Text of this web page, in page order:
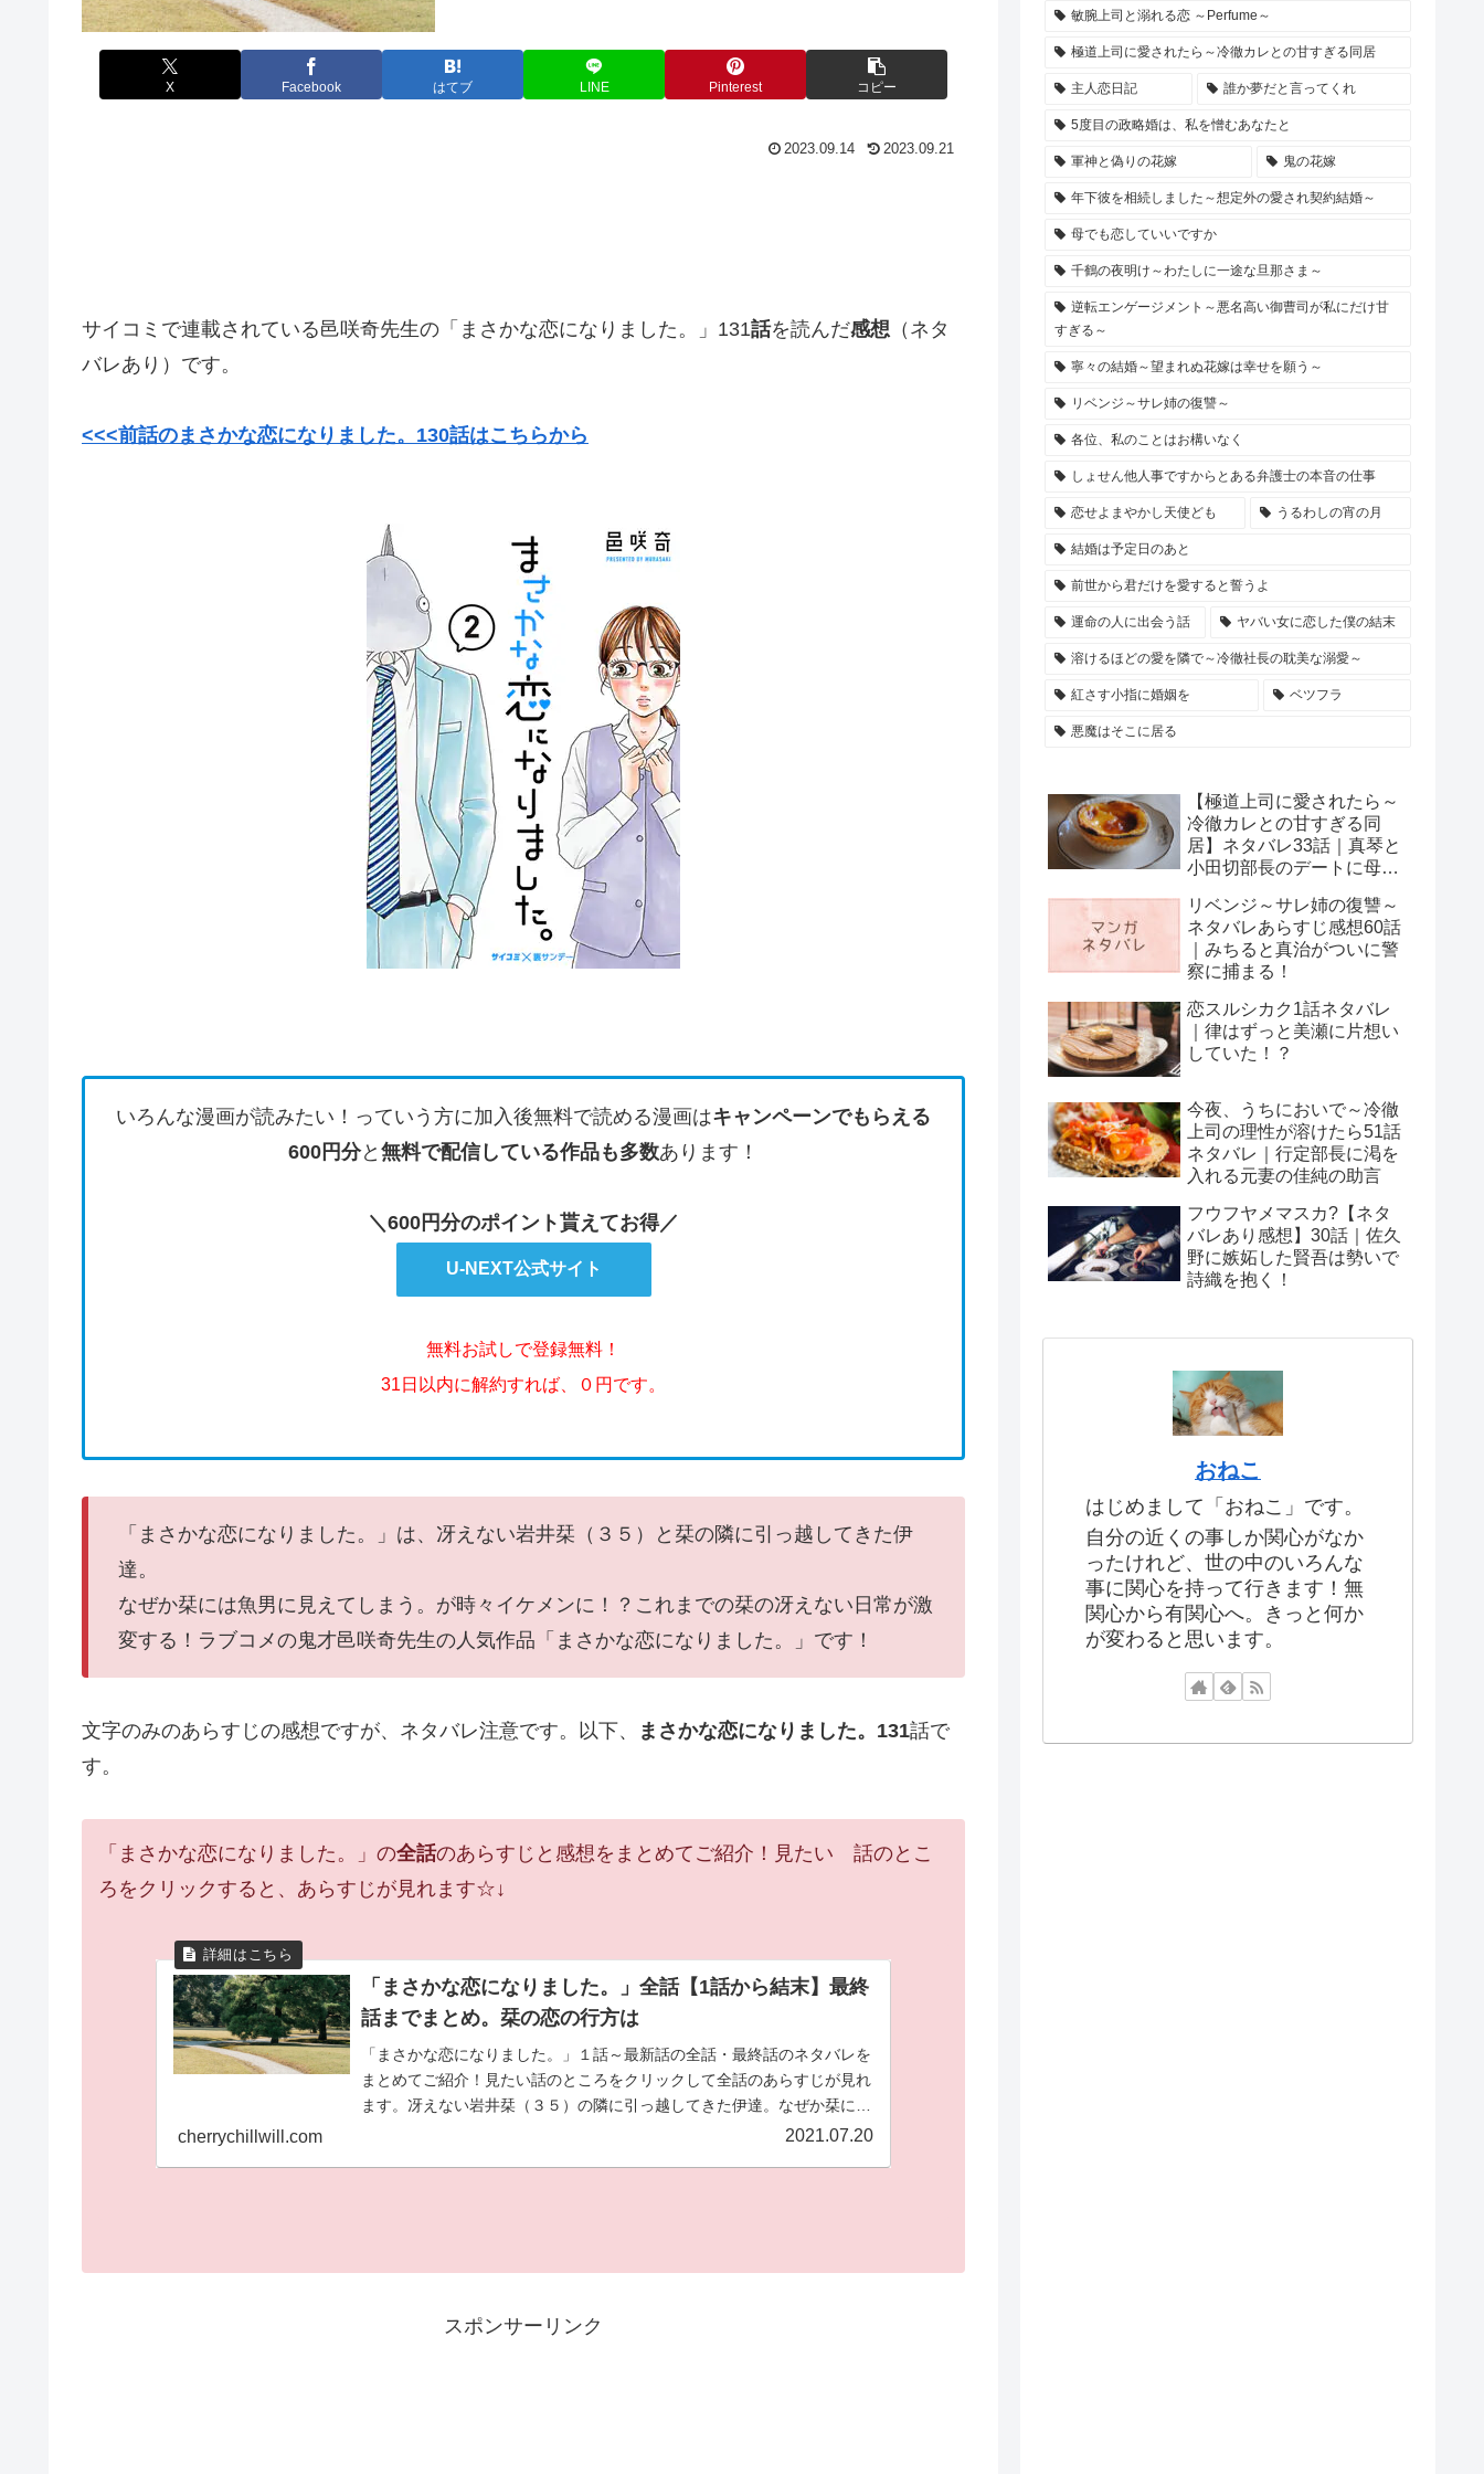
X Facebook はてブ LINE Pinterest コピー
2023.09.14 2023.09.21
サイコミで連載されている邑咲奇先生の「まさかな恋になりました。」131話を読んだ感想 （ネタ
バレあり）です。
<<<前話のまさかな恋になりました。130話はこちらから
いろんな漫画が読みたい！っていう方に加入後無料で読める漫画はキャンペーンでもらえる
600円分と 無料で配信している作品も多数あります！
＼600円分のポイント貰えてお得／
U-NEXT公式サイト
無料お試しで登録無料！
31日以内に解約すれば、０円です。
「まさかな恋になりました。」は、冴えない岩井栞（３５）と栞の隣に引っ越してきた伊
達。
なぜか栞には魚男に見えてしまう。が時々イケメンに！？これまでの栞の冴えない日常が激
変する！ラブコメの鬼才邑咲奇先生の人気作品「まさかな恋になりました。」です！
文字のみのあらすじの感想ですが、ネタバレ注意です。以下、 まさかな恋になりました。131話で
す。
「まさかな恋になりました。」の全話のあらすじと感想をまとめてご紹介！見たい 話のとこ
ろをクリックすると、あらすじが見れます☆↓
「まさかな恋になりました。」全話【1話から結末】最終
話までまとめ。栞の恋の行方は
「まさかな恋になりました。」１話～最新話の全話・最終話のネタバレを
まとめてご紹介！見たい話のところをクリックして全話のあらすじが見れ
ます。冴えない岩井栞（３５）の隣に引っ越してきた伊達。なぜか栞には
魚男に見えてしまう。が時々イケメンに！？これまでの冴えない日常が激
cherrychillwill.com 2021.07.20
スポンサーリンク
敏腕上司と溺れる恋 ～Perfume～
極道上司に愛されたら～冷徹カレとの甘すぎる同居
主人恋日記 誰か夢だと言ってくれ
5度目の政略婚は、私を憎むあなたと
軍神と偽りの花嫁 鬼の花嫁
年下彼を相続しました～想定外の愛され契約結婚～
母でも恋していいですか
千鶴の夜明け～わたしに一途な旦那さま～
逆転エンゲージメント～悪名高い御曹司が私にだけ甘
すぎる～
寧々の結婚～望まれぬ花嫁は幸せを願う～
リベンジ～サレ姉の復讐～
各位、私のことはお構いなく
しょせん他人事ですからとある弁護士の本音の仕事
恋せよまやかし天使ども うるわしの宵の月
結婚は予定日のあと
前世から君だけを愛すると誓うよ
運命の人に出会う話 ヤバい女に恋した僕の結末
溶けるほどの愛を隣で～冷徹社長の耽美な溺愛～
紅さす小指に婚姻を ベツフラ
悪魔はそこに居る
【極道上司に愛されたら～
冷徹カレとの甘すぎる同
居】ネタバレ33話｜真琴と
小田切部長のデートに母親
リベンジ～サレ姉の復讐～
ネタバレあらすじ感想60話
｜みちると真治がついに警
察に捕まる！
恋スルシカク1話ネタバレ
｜律はずっと美瀬に片想い
していた！？
今夜、うちにおいで～冷徹
上司の理性が溶けたら51話
ネタバレ｜行定部長に渇を
入れる元妻の佳純の助言
フウフヤメマスカ?【ネタ
バレあり感想】30話｜佐久
野に嫉妬した賢吾は勢いで
詩織を抱く！
おねこ
はじめまして「おねこ」です。
自分の近くの事しか関心がなか
ったけれど、世の中のいろんな
事に関心を持って行きます！無
関心から有関心へ。きっと何か
が変わると思います。